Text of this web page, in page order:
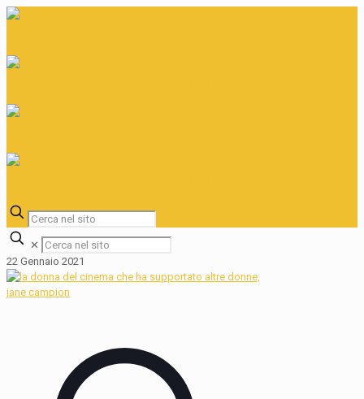
✕
22 Gennaio 2021